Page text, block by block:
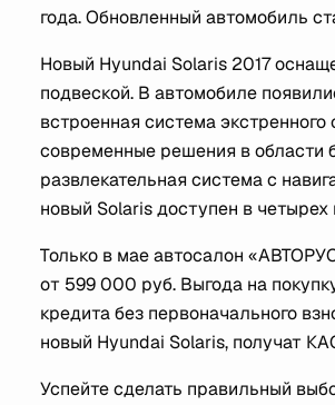
года. Обновленный автомобиль
Новый Hyundai Solaris 2017
подвеской. В автомобиле
встроенная система
современные решения в области
развлекательная система с
новый Solaris доступен в
Только в мае автосалон
от 599 000 руб. Выгода на
кредита без первоначального
новый Hyundai Solaris, получат
Успейте сделать правильный